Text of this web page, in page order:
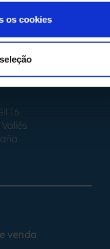
os cookies
17
16
venda